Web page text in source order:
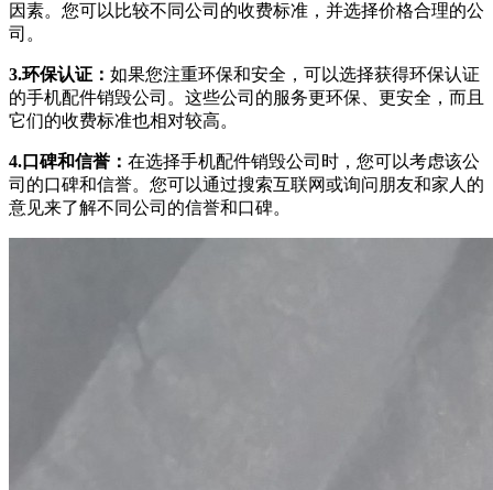
因素。您可以比较不同公司的收费标准，并选择价格合理的公
司。
3.环保认证： 如果您注重环保和安全，可以选择获得环保认证
的手机配件销毁公司。这些公司的服务更环保、更安全，而且
它们的收费标准也相对较高。
4.口碑和信誉： 在选择手机配件销毁公司时，您可以考虑该公
司的口碑和信誉。您可以通过搜索互联网或询问朋友和家人的
意见来了解不同公司的信誉和口碑。